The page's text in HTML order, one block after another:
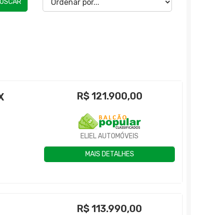
R$ 121.900,00
ELIEL AUTOMÓVEIS
MAIS DETALHES
R$113.990,00